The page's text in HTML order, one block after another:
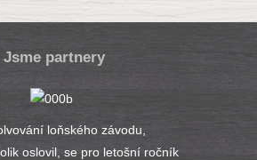
Jsme partnery
loňského závodu,
oslovil, se pro letošní ročník